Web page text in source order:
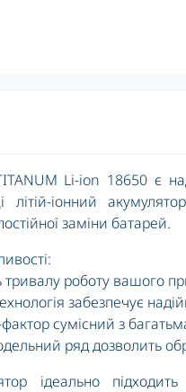
Li-ion 18650 є
літій-іонний
заміни батарей.
тривалу роботу вашого
забезпечує
сумісний з
ряд дозволить
ідеально